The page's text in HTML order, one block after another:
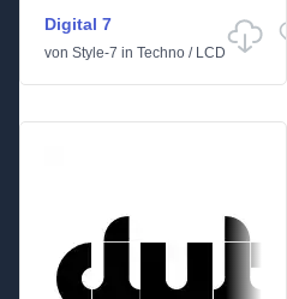
Digital 7
von Style-7 in Techno / LCD